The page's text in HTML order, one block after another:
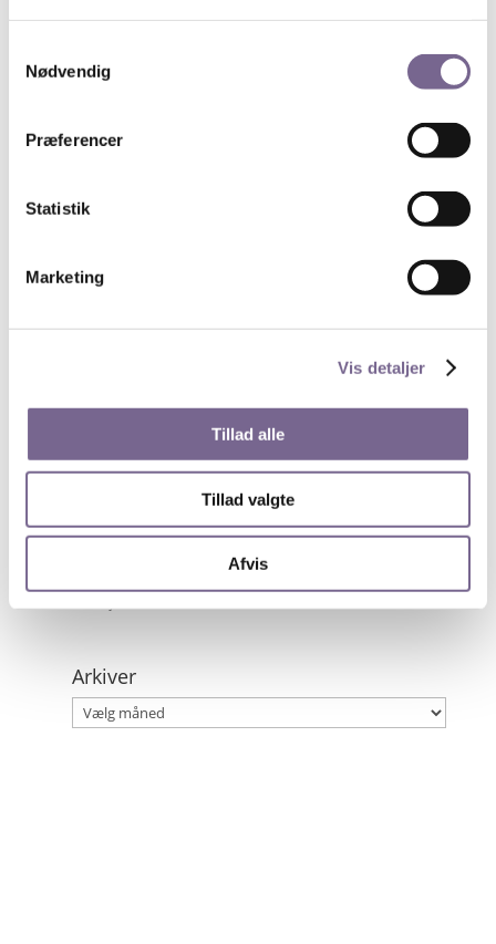
Nødvendig
Præferencer
Statistik
Marketing
Vis detaljer
Tillad alle
Tillad valgte
Afvis
Udstillingen kan ses fra lørdag den 24. november –
onsdag den 19. december 2018 på Bryghuspladsen i
Nyheder på de unges præmisser
Få superkræfter i PowerPoint
Tour de France fortalt gennem ikoniske fotos og
dramatiske anekdoter
Simone Nilsson fra Kristeligt Dagblad vinder
Arkiver
Arkiver